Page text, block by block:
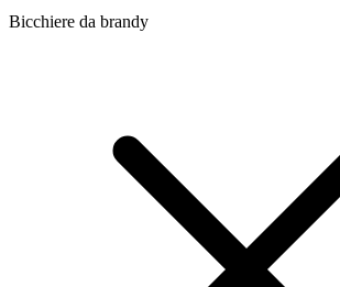
Bicchiere da brandy